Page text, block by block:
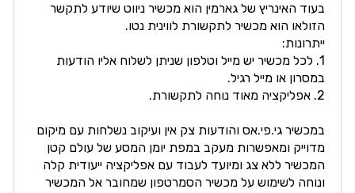
בעוד האינריץ של גארמין הוא מכשיר ניווט שיודע לתקשר
הזולאו הוא מכשיר לתקשורת לווינית נטו.
ייתרונות:
1. לכל מכשיר יש מייל וטלפון שניתן לשלוח אליו הודעות
במסרון או מייל רגיל.
2. אפליקציה מאוד נוחה לתקשורת.
במכשיר גי.פי.אס והודעות צק אין ועיקוב נשלחות עם מיקום
מדוייק ומאפשרות מעקב במפת יומן המסע של עולם קטן
המכשיר ללא צג ומיועד לעבוד עם אפליקציה ייעודית קלה
ונוחה לשימוש על מכשיר הסמרטפון שמחובר אל המכשיר